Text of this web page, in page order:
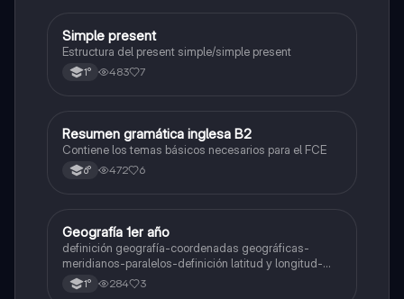
Inglés
Simple present
Estructura del present simple/simple present
1° 483 7
Inglés
Resumen gramática inglesa B2
Contiene los temas básicos necesarios para el FCE
6° 472 6
Geografía
Geografía 1er año
definición geografía-coordenadas geográficas-
meridianos-paralelos-definición latitud y longitud-
elementos del mapa-definición mapa-localización
relativa y absoluta
1° 284 3